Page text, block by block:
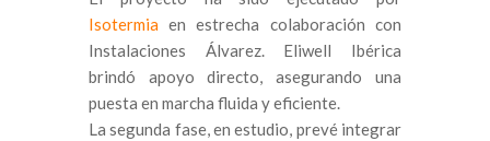
Isotermiaen estrecha colaboración con
Instalaciones Álvarez. Eliwell Ibérica
brindó apoyo directo, asegurando una
puesta en marcha fluida y eficiente.
La segunda fase, en estudio, prevé integrar